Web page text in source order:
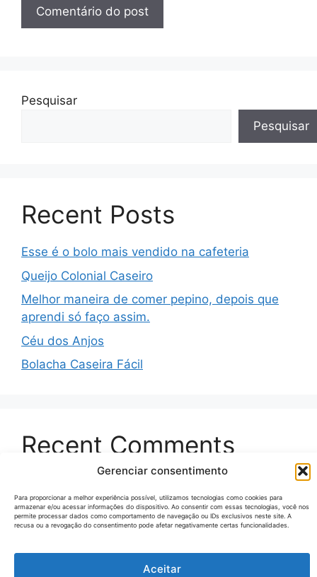
Gerenciar consentimento
Para proporcionar a melhor experiência possível, utilizamos tecnologias como cookies para
armazenar e/ou acessar informações do dispositivo. Ao consentir com essas tecnologias, você nos
permite processar dados como comportamento de navegação ou IDs exclusivos neste site. A
recusa ou a revogação do consentimento pode afetar negativamente certas funcionalidades.
Aceitar
Pesquisar
Pesquisar
Recent Posts
Esse é o bolo mais vendido na cafeteria
Queijo Colonial Caseiro
Melhor maneira de comer pepino, depois que
aprendi só faço assim.
Céu dos Anjos
Bolacha Caseira Fácil
Recent Comments